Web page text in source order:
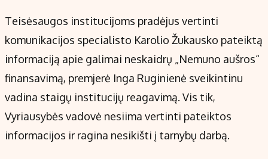
Turinio žymėjimo taisyklės
Kontaktai
Regionų naujienos
Indėlių palūkanos
Teisėsaugos institucijoms pradėjus vertinti
komunikacijos specialisto Karolio Žukausko pateiktą
informaciją apie galimai neskaidrų „Nemuno aušros“
finansavimą, premjerė Inga Ruginienė sveikintinu
vadina staigų institucijų reagavimą. Vis tik,
Vyriausybės vadovė nesiima vertinti pateiktos
informacijos ir ragina nesikišti į tarnybų darbą.